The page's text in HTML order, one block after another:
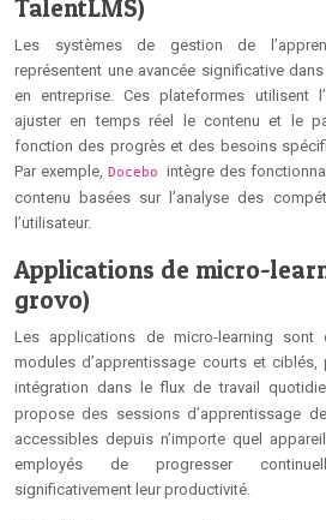
TalentLMS)
Les systèmes de gestion de
représentent une avancée significative
en entreprise. Ces plateformes utilisent
ajuster en temps réel le contenu et le
fonction des progrès et des besoins
Par exemple, Docebointègre des
contenu basées sur l’analyse des
l’utilisateur.
Applications de micro-
grovo)
Les applications de micro-learning sont
modules d’apprentissage courts et
intégration dans le flux de travail
propose des sessions d’apprentissage
accessibles depuis n’importe quel
employés de progresser
significativement leur productivité.